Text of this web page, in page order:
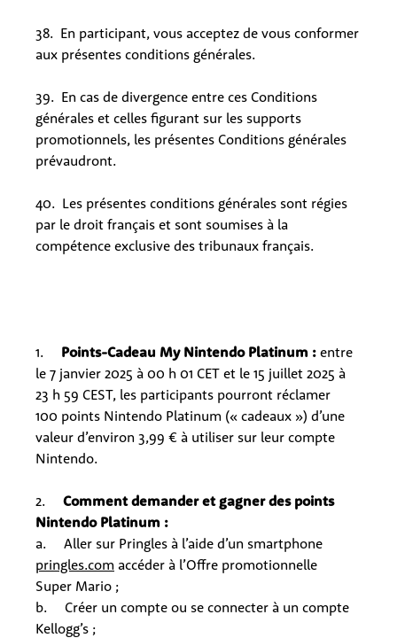
38. En participant, vous acceptez de vous conformer
aux présentes conditions générales.
39. En cas de divergence entre ces Conditions
générales et celles figurant sur les supports
promotionnels, les présentes Conditions générales
prévaudront.
40. Les présentes conditions générales sont régies
par le droit français et sont soumises à la
compétence exclusive des tribunaux français.
1. Points-Cadeau My Nintendo Platinum : entre
le 7 janvier 2025 à 00 h 01 CET et le 15 juillet 2025 à
23 h 59 CEST, les participants pourront réclamer
100 points Nintendo Platinum (« cadeaux ») d’une
valeur d’environ 3,99 € à utiliser sur leur compte
Nintendo.
2. Comment demander et gagner des points
Nintendo Platinum :
a. Aller sur Pringles à l’aide d’un smartphone
pringles.com accéder à l’Offre promotionnelle
Super Mario ;
b. Créer un compte ou se connecter à un compte
Kellogg’s ;